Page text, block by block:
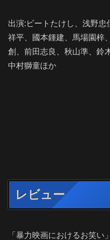
出演:ビートたけし、浅野
祥平、國本鍾建、馬場園梓
創、前田志良、秋山準、鈴
中村獅童ほか
レビュー
「暴力映画におけるお笑